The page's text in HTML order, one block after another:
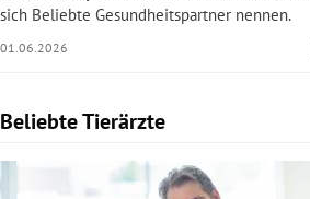
sich Beliebte Gesundheitspartner nennen.
01.06.2026
Beliebte Tierärzte
Slide 1 von 1